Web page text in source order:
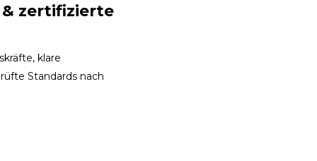
& zertifizierte
klare
Standards nach